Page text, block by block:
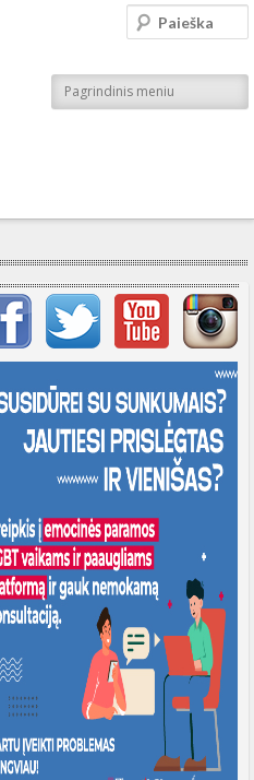
Pagrindinis meniu
Paieška
įrašų meniu